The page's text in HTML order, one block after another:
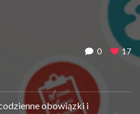
0 17
obowiązki i